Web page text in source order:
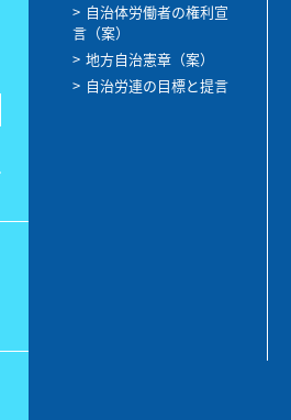
自治体労働者の権利宣
言（案）
地方自治憲章（案）
自治労連の目標と提言